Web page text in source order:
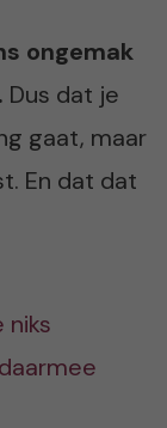
ongemak
. Dus dat je
gaat, maar
En dat dat
niks